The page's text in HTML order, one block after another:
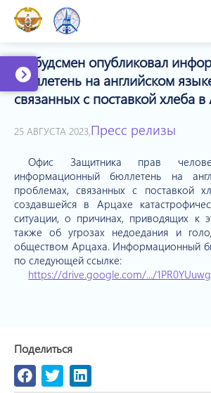
Омбудсмен опубликовал
бюллетень на английском
связанных с поставкой хлеба
25 АВГУСТА 2023,Пресс релизы
Офис Защитника прав
информационный бюллетень на
проблемах, связанных с поставкой
создавшейся в Арцахе
ситуации, о причинах, приводящих к
также об угрозах недоедания и
обществом Арцаха. Информационный
по следующей ссылке:
https://drive.google.com/.../
Поделиться